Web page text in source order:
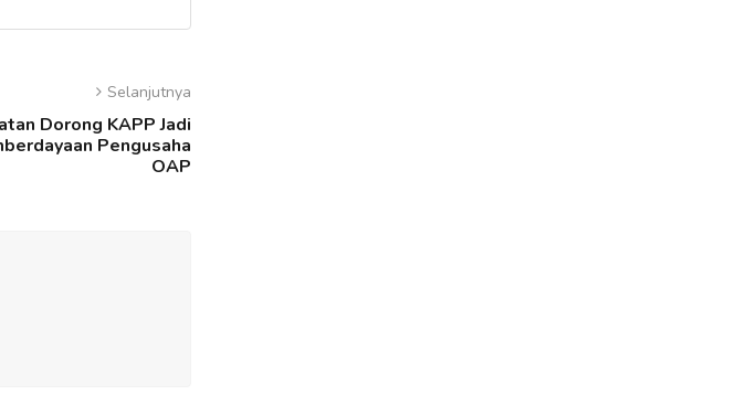
Selanjutnya
Dorong KAPP Jadi
Pengusaha
OAP